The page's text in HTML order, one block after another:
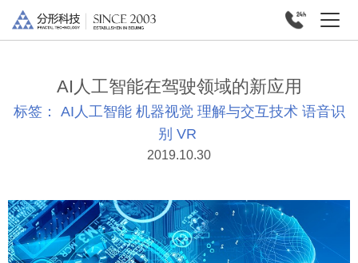
AI人工智能在驾驶领域的新应用
标签： AI人工智能 机器视觉 理解与交互技术 语音识
别 VR
2019.10.30